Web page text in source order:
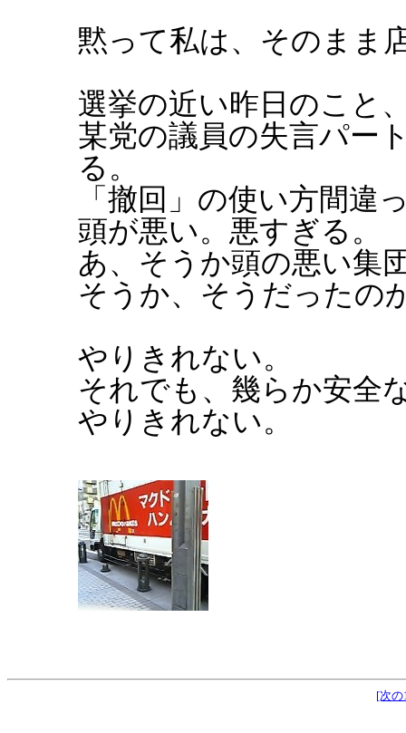
黙って私は、そのまま
選挙の近い昨日のこと
某党の議員の失言パー
る。
「撤回」の使い方間違
頭が悪い。悪すぎる。
あ、そうか頭の悪い集
そうか、そうだったの
やりきれない。
それでも、幾らか安全
やりきれない。
[次